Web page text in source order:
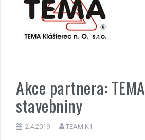
Akce partnera: TEMA
stavebniny
2.4.2019 TEAM K1